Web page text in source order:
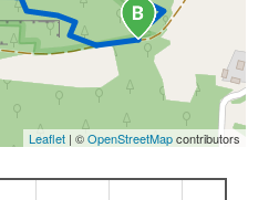
Leaflet | ©OpenStreetMapcontributors